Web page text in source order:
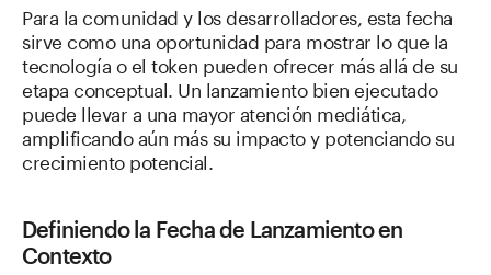
Para la comunidad y los desarrolladores, esta fecha
sirve como una oportunidad para mostrar lo que la
tecnología o el token pueden ofrecer más allá de su
etapa conceptual. Un lanzamiento bien ejecutado
puede llevar a una mayor atención mediática,
amplificando aún más su impacto y potenciando su
crecimiento potencial.
Definiendo la Fecha de Lanzamiento en
Contexto